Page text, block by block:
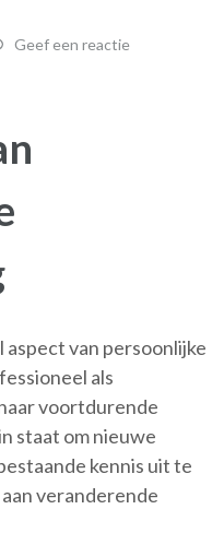
Geef een reactie
van persoonlijke
als
voortdurende
staat om nieuwe
kennis uit te
veranderende